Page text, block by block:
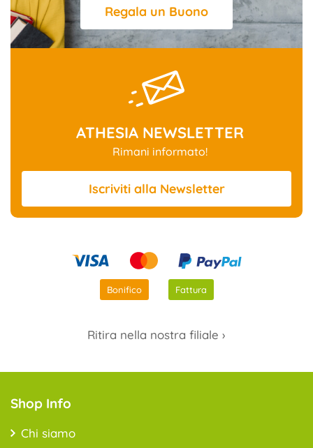
Regala un Buono
ATHESIA NEWSLETTER
Rimani informato!
Iscrivitialla Newsletter
Bonifico Fattura
Ritira nella nostra filiale ›
Shop Info
Chi siamo